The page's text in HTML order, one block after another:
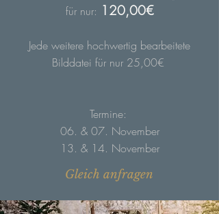
für nur: 120,00€
Jede weitere hochwertig bearbeitete
Bilddatei für nur 25,00€
Termine:
06. & 07. November
13. & 14. November
Gleich anfragen